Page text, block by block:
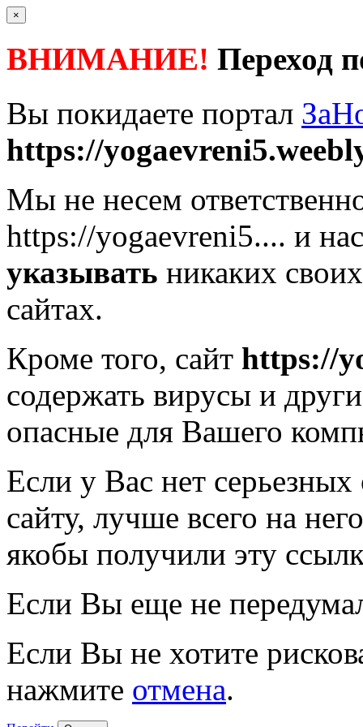
×
ВНИМАНИЕ! Переход
Вы покидаете портал
https://
Мы не несем
https://yogaevreni5.... и
указывать никаких
сайтах.
Кроме того, сайт https://
содержать вирусы и
опасные для Вашего
Если у Вас нет
сайту, лучше всего на
якобы получили эту
Если Вы еще не
Если Вы не хотите
нажмите отмена.